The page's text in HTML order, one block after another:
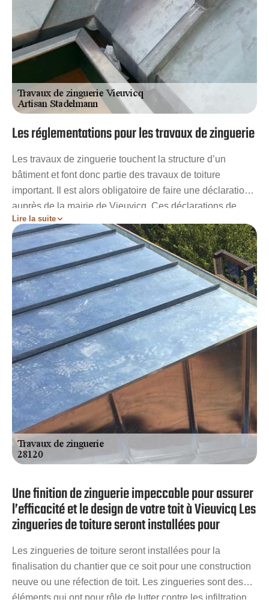
Les réglementations pour les travaux de zinguerie
Les travaux de zinguerie touchent la structure d’un
bâtiment et font donc partie des travaux de toiture
important. Il est alors obligatoire de faire une déclaration
auprès de la mairie de Vieuvicq. Ces déclarations de
travaux feront ainsi objets de permis de construire. Il est
également nécessaire de se conformer aux conditions de
la PLU en ce qui concerne les matériaux qui
composeront vos zingueries. Artisan Stadelmann peut
prendre en main les travaux de zinguerie que vous
exigerez une fois que les procédures administratives
seront effectués. Nous vous garantirons des résultats
impeccables en respectant toutes les normes de
construction.
Lire la suite
Une finition de zinguerie impeccable pour assurer
l’efficacité et le design de votre toit à Vieuvicq Les
zingueries de toiture seront installées pour
Les zingueries de toiture seront installées pour la
finalisation du chantier que ce soit pour une construction
neuve ou une réfection de toit. Les zingueries sont des
éléments qui ont pour rôle de lutter contre les infiltration